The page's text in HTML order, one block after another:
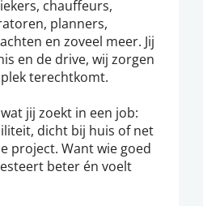
chauffeurs,
planners,
en zoveel meer. Jij
en de drive, wij zorgen
terechtkomt.
jij zoekt in een job:
dicht bij huis of net
project. Want wie goed
beter én voelt